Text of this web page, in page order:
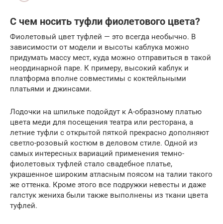
С чем носить туфли фиолетового цвета?
Фиолетовый цвет туфлей — это всегда необычно. В
зависимости от модели и высоты каблука можно
придумать массу мест, куда можно отправиться в такой
неординарной паре. К примеру, высокий каблук и
платформа вполне совместимы с коктейльными
платьями и джинсами.
Лодочки на шпильке подойдут к А-образному платью
цвета меди для посещения театра или ресторана, а
летние туфли с открытой пяткой прекрасно дополняют
светло-розовый костюм в деловом стиле. Одной из
самых интересных вариаций применения темно-
фиолетовых туфлей стало свадебное платье,
украшенное широким атласным поясом на талии такого
же оттенка. Кроме этого все подружки невесты и даже
галстук жениха были также выполнены из ткани цвета
туфлей.